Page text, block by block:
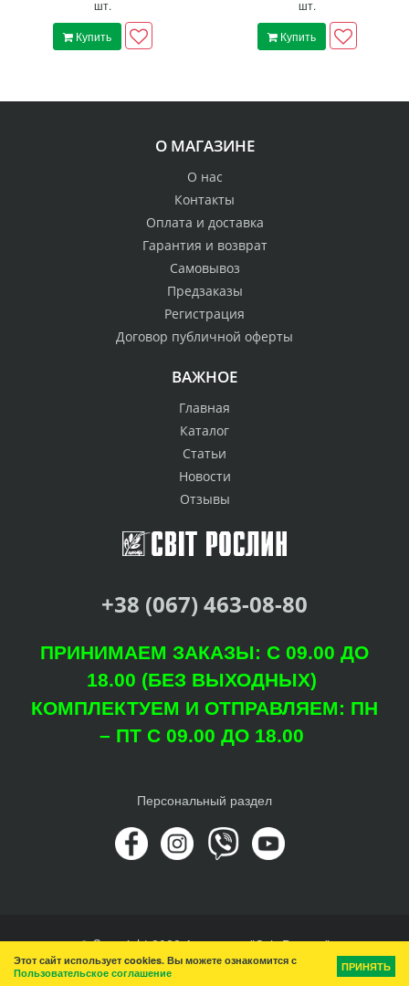
шт.
Купить
шт.
Купить
О МАГАЗИНЕ
О нас
Контакты
Оплата и доставка
Гарантия и возврат
Самовывоз
Предзаказы
Регистрация
Договор публичной оферты
ВАЖНОЕ
Главная
Каталог
Статьи
Новости
Отзывы
+38 (067) 463-08-80
ПРИНИМАЕМ ЗАКАЗЫ: С 09.00 ДО
18.00 (БЕЗ ВЫХОДНЫХ)
КОМПЛЕКТУЕМ И ОТПРАВЛЯЕМ: ПН
– ПТ С 09.00 ДО 18.00
Персональный раздел
© Copyright 2022 Агроцентр "Світ Рослин"
Наверх
Этот сайт использует cookies. Вы можете ознакомится с
Пользовательское соглашение
ПРИНЯТЬ